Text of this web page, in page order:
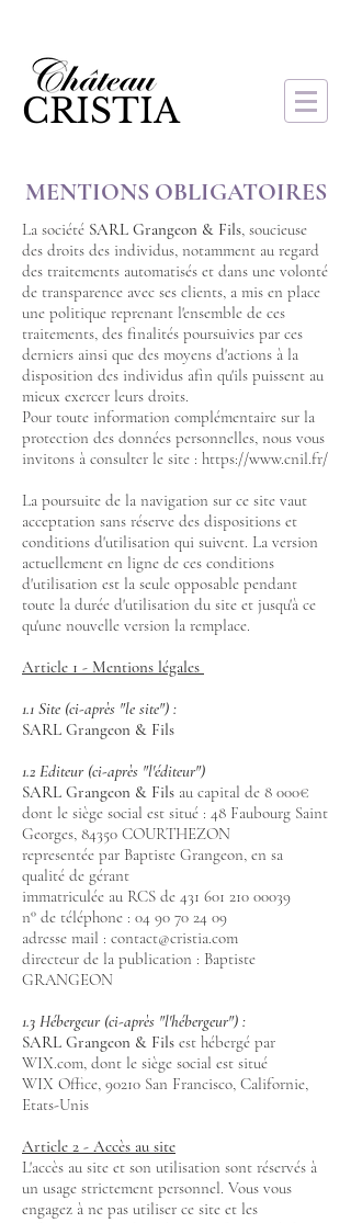
CRISTIA
MENTIONS OBLIGATOIRES
La société SARL Grangeon & Fils, soucieuse
des droits des individus, notamment au regard
des traitements automatisés et dans une volonté
de transparence avec ses clients, a mis en place
une politique reprenant l'ensemble de ces
traitements, des finalités poursuivies par ces
derniers ainsi que des moyens d'actions à la
disposition des individus afin qu'ils puissent au
mieux exercer leurs droits.
Pour toute information complémentaire sur la
protection des données personnelles, nous vous
invitons à consulter le site : https://www.cnil.fr/
La poursuite de la navigation sur ce site vaut
acceptation sans réserve des dispositions et
conditions d'utilisation qui suivent. La version
actuellement en ligne de ces conditions
d'utilisation est la seule opposable pendant
toute la durée d'utilisation du site et jusqu'à ce
qu'une nouvelle version la remplace.
Article 1 - Mentions légales
1.1 Site (ci-après "le site") :
SARL Grangeon & Fils
1.2 Editeur (ci-après "l'éditeur")
SARL Grangeon & Fils au capital de 8 000€
dont le siège social est situé : 48 Faubourg Saint
Georges, 84350 COURTHEZON
representée par Baptiste Grangeon, en sa
qualité de gérant
immatriculée au RCS de 431 601 210 00039
n° de téléphone : 04 90 70 24 09
adresse mail : contact@cristia.com
directeur de la publication : Baptiste
GRANGEON
1.3 Hébergeur (ci-après "l'hébergeur") :
SARL Grangeon & Fils est hébergé par
WIX.com, dont le siège social est situé
WIX Office, 90210 San Francisco, Californie,
Etats-Unis
Article 2 - Accès au site
L'accès au site et son utilisation sont réservés à
un usage strictement personnel. Vous vous
engagez à ne pas utiliser ce site et les